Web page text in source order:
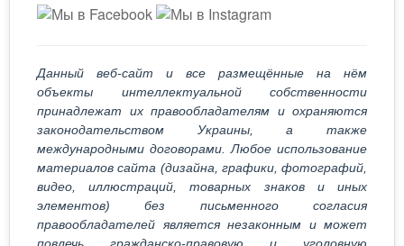
Данный веб-сайт и все размещённые на нём
объекты интеллектуальной собственности
принадлежат их правообладателям и охраняются
законодательством Украины, а также
международными договорами. Любое использование
материалов сайта (дизайна, графики, фотографий,
видео, иллюстраций, товарных знаков и иных
элементов) без письменного согласия
правообладателей является незаконным и может
повлечь гражданско-правовую и уголовную